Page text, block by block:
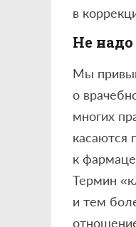
в
Не надо
Мы
о
многих
касаются
к
Термин
и тем